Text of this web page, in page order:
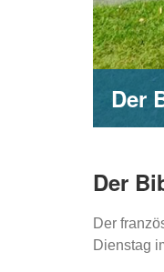
Der
Der
Der
Dienstag